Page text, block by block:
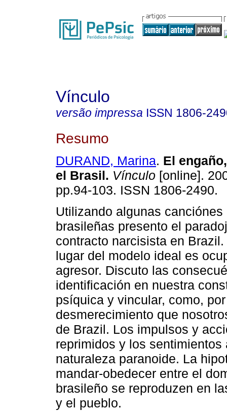
Vínculo
versão impressa ISSN 1806-
Resumo
DURAND, Marina. El
el Brasil. Vínculo [online].
pp.94-103. ISSN 1806-2490.
Utilizando algunas canciónes
brasileñas presento el
contracto narcisista en
lugar del modelo ideal es
agresor. Discuto las
identificación en nuestra
psíquica y vincular, como,
desmerecimiento que
de Brazil. Los impulsos y
reprimidos y los
naturaleza paranoide. La
mandar-obedecer entre el
brasileño se reproduzen en
y el pueblo.